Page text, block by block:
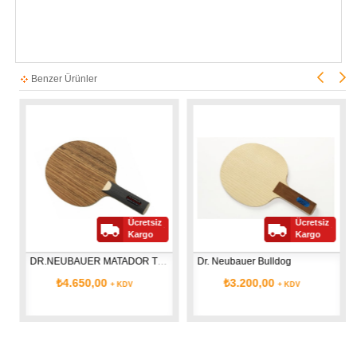
Benzer Ürünler
DR.NEUBAUER MATADOR TEXA BALSA CARBON
₺4.650,00+ KDV
Ücretsiz
Kargo
Dr. Neubauer Bulldog
₺3.200,00+ KDV
Ücretsiz
Kargo